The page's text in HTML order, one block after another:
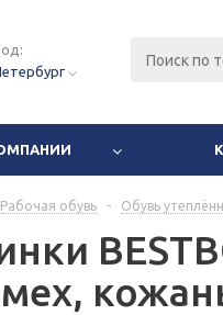
Рабочая обувь - Обувь